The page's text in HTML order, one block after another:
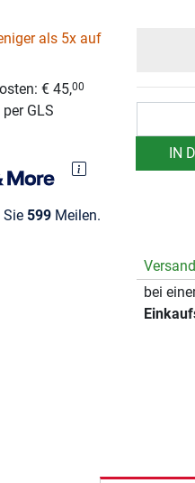
als 5x auf
€ 45,00
GLS
599Meilen.
IN
bei